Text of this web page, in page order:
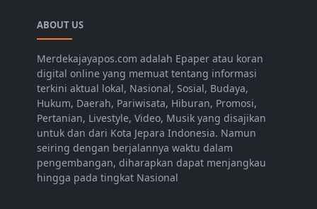
ABOUT US
Merdekajayapos.com adalah Epaper atau koran
digital online yang memuat tentang informasi
terkini aktual lokal, Nasional, Sosial, Budaya,
Hukum, Daerah, Pariwisata, Hiburan, Promosi,
Pertanian, Livestyle, Video, Musik yang disajikan
untuk dan dari Kota Jepara Indonesia. Namun
seiring dengan berjalannya waktu dalam
pengembangan, diharapkan dapat menjangkau
hingga pada tingkat Nasional